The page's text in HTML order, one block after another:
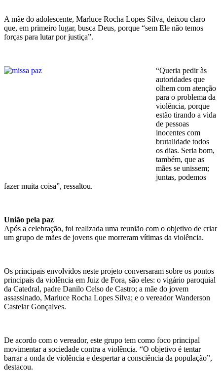
A mãe do adolescente, Marluce Rocha Lopes Silva, deixou claro
que, em primeiro lugar, busca Deus, porque “sem Ele não temos
forças para lutar por justiça”.
“Queria pedir às
autoridades que
olhem com atenção
para o problema da
violência, porque
estão tirando a vida
de pessoas
inocentes com
brutalidade todos
os dias. Seria bom,
também, que as
mães se unissem;
juntas, podemos
fazer muita coisa”, ressaltou.
União pela paz
Após a celebração, foi realizada uma reunião com o objetivo de criar
um grupo de mães de jovens que morreram vítimas da violência.
Os principais envolvidos neste projeto conversaram sobre os pontos
principais da violência em Juiz de Fora, são eles: o vigário paroquial
da Catedral, padre Danilo Celso de Castro; a mãe do jovem
assassinado, Marluce Rocha Lopes Silva; e o vereador Wanderson
Castelar Gonçalves.
De acordo com o vereador, este grupo tem como foco principal
movimentar a sociedade contra a violência. “O objetivo é tentar
barrar a onda de violência e despertar a consciência da população”,
destacou.